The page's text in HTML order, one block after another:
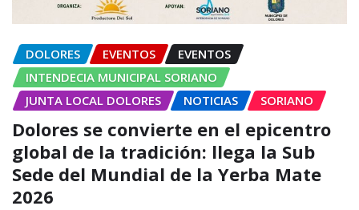
DOLORES EVENTOS
EVENTOS
INTENDECIA MUNICIPAL SORIANO
JUNTA LOCAL DOLORES
NOTICIAS SORIANO
Dolores se convierte en el epicentro
global de la tradición: llega la Sub
Sede del Mundial de la Yerba Mate
2026